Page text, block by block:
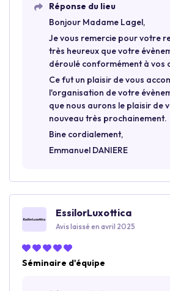
Réponse du lieu
Bonjour Madame Lagel,
Je vous remercie pour votre
très heureux que votre
déroulé conformément à vos
Ce fut un plaisir de vous
l'organisation de votre
que nous aurons le plaisir de
nouveau très prochainement.
Bine cordialement,
Emmanuel DANIERE
EssilorLuxottica
Avis laissé en avril 2025
Séminaire d'équipe